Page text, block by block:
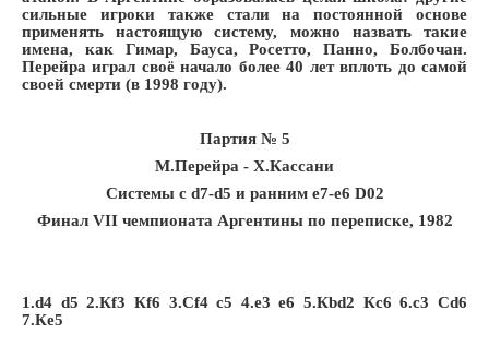
сильные игроки также стали на постоянной основе
применять настоящую систему, можно назвать такие
имена, как Гимар, Бауса, Росетто, Панно, Болбочан.
Перейра играл своё начало более 40 лет вплоть до самой
своей смерти (в 1998 году).
Партия № 5
М.Перейра - Х.Кассани
Системы с d7-d5 и ранним е7-e6 D02
Финал VII чемпионата Аргентины по переписке, 1982
1.d4 d5 2.Кf3 Кf6 3.Сf4 c5 4.e3 e6 5.Кbd2 Кc6 6.c3 Сd6
7.Кe5